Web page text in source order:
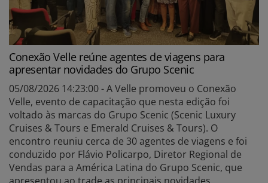
Conexão Velle reúne agentes de viagens para
apresentar novidades do Grupo Scenic
05/08/2026 14:23:00 - A Velle promoveu o Conexão
Velle, evento de capacitação que nesta edição foi
voltado às marcas do Grupo Scenic (Scenic Luxury
Cruises & Tours e Emerald Cruises & Tours). O
encontro reuniu cerca de 30 agentes de viagens e foi
conduzido por Flávio Policarpo, Diretor Regional de
Vendas para a América Latina do Grupo Scenic, que